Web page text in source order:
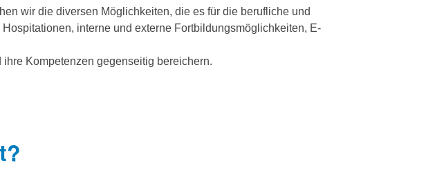
wir die diversen Möglichkeiten, die es für die berufliche und
interne und externe Fortbildungsmöglichkeiten, E-
Kompetenzen gegenseitig bereichern.